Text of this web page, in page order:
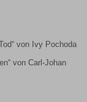
von Ivy Pochoda
von Carl-Johan